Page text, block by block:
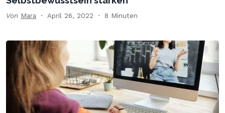
Von Mara April 26, 2022 8 Minuten